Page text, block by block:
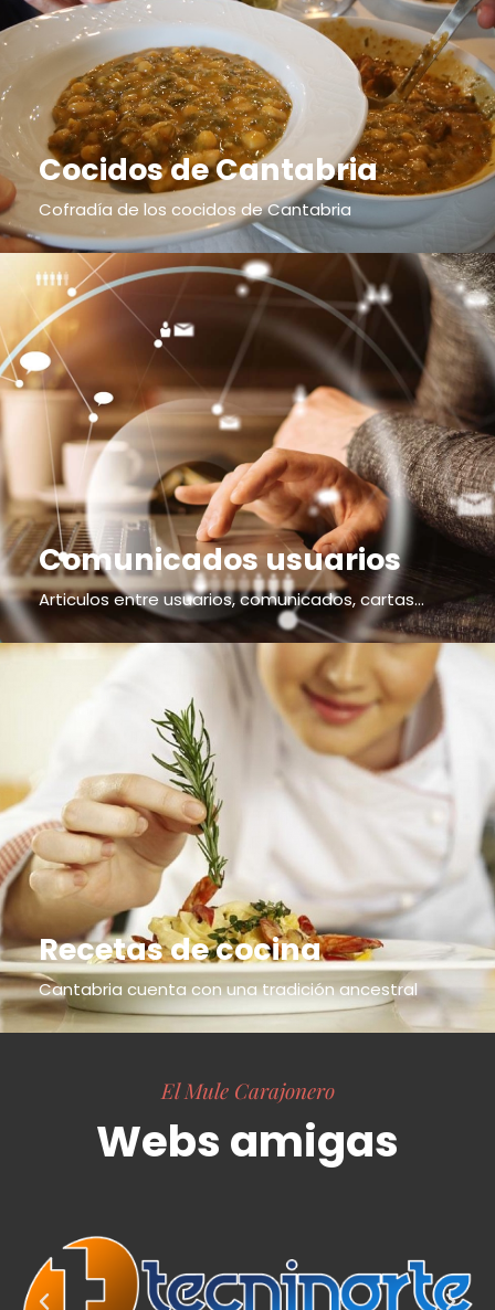
Cocidos de Cantabria
Cofradía de los cocidos de Cantabria
Comunicados usuarios
Articulos entre usuarios, comunicados, cartas...
Recetas de cocina
Cantabria cuenta con una tradición ancestral
El Mule Carajonero
Webs amigas